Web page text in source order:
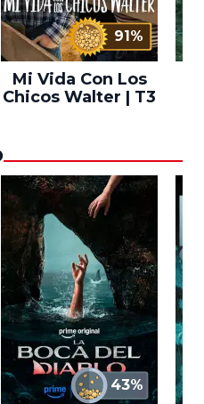
91%
Mi Vida Con Los
Chicos Walter | T3
43%